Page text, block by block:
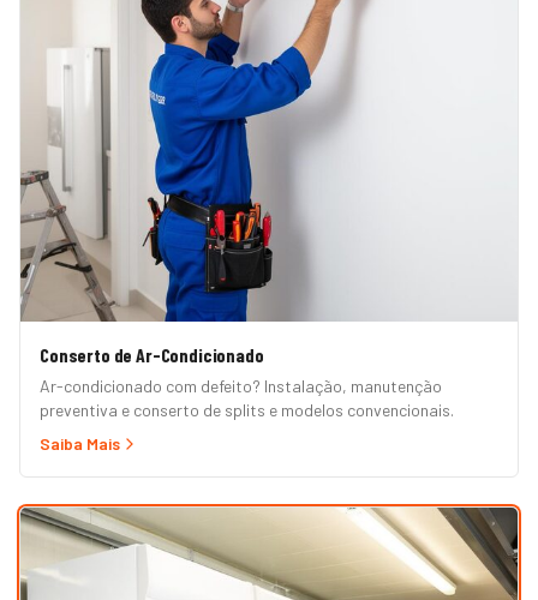
Conserto de Ar-Condicionado
Ar-condicionado com defeito? Instalação, manutenção
preventiva e conserto de splits e modelos convencionais.
Saiba Mais